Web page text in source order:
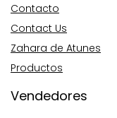
Contacto
Contact Us
Zahara de Atunes
Productos
Vendedores